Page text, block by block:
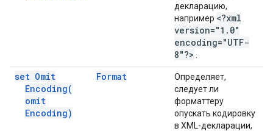
декларацию,
например <?xml
version="1 . 0"
encoding="UTF-
8"?>
set Omit
Encoding(
omit
Encoding)
Format
Определяет,
следует ли
форматтеру
опускать кодировку
в XML-декларации,